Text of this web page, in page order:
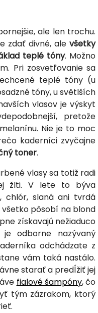
ale len trochu.
zdať divné, ale všetky
teplé tóny. Možno
Pri zosvetľovanie sa
teplé tóny (u
tóny, u světlších
vlasov je výskyt
pretože
Nie je to moc
kaderníci zvyčajne
toner.
vlasy sa totiž radi
žlti. V lete to býva
chlór, slaná ani tvrdá
pôsobí na blond
získavajú nežiaduco
odborne nazývaný
odchádzate z
vám taká nastálo.
starať a predĺžiť jej
fialové šampóny, čo
tým zázrakom, ktorý